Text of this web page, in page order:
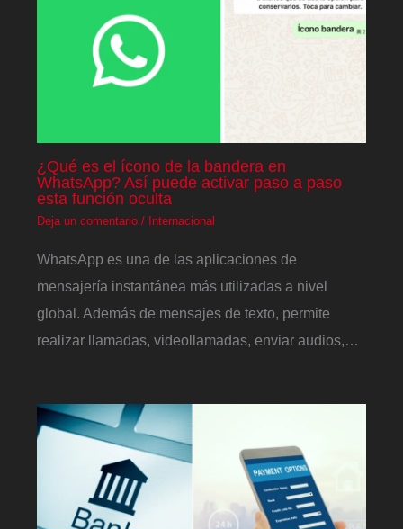
¿Qué es el ícono de la bandera en
WhatsApp? Así puede activar paso a paso
esta función oculta
Deja un comentario / Internacional
WhatsApp es una de las aplicaciones de
mensajería instantánea más utilizadas a nivel
global. Además de mensajes de texto, permite
realizar llamadas, videollamadas, enviar audios,…